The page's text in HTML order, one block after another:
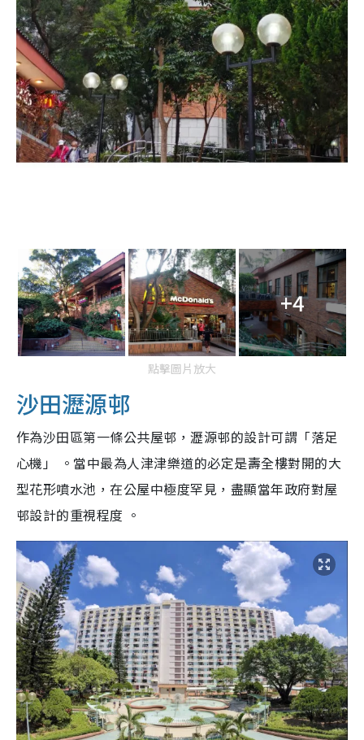
+4
點擊圖片放大
沙田瀝源邨
作為沙田區第一條公共屋邨，瀝源邨的設計可謂「落足
心機」 。當中最為人津津樂道的必定是壽全樓對開的大
型花形噴水池，在公屋中極度罕見，盡顯當年政府對屋
邨設計的重視程度 。